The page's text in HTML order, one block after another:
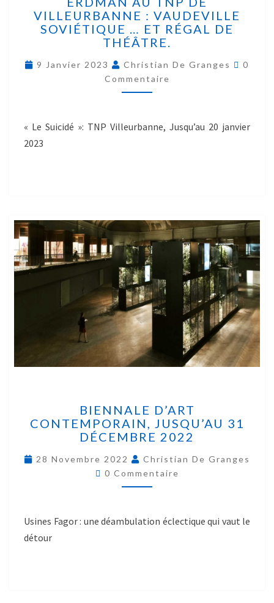
VILLEURBANNE : VAUDEVILLE
SOVIÉTIQUE … ET RÉGAL DE
THÉÂTRE.
9 Janvier 2023 Christian De Granges
0
Commentaire
« Le Suicidé »: TNP Villeurbanne, Jusqu’au 20 janvier
2023
BIENNALE D’ART
CONTEMPORAIN, JUSQU’AU 31
DÉCEMBRE 2022
28 Novembre 2022
Christian De Granges
0 Commentaire
Usines Fagor : une déambulation éclectique qui vaut le
détour